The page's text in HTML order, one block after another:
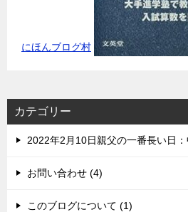
にほんブログ村
カテゴリー
2022年2月10日親父の一番長い日
お問い合わせ (4)
このブログについて (1)